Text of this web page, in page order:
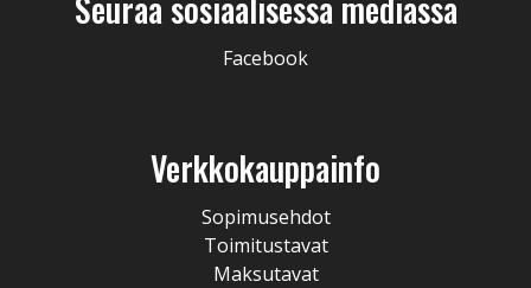
Facebook
Verkkokauppainfo
Sopimusehdot
Toimitustavat
Maksutavat